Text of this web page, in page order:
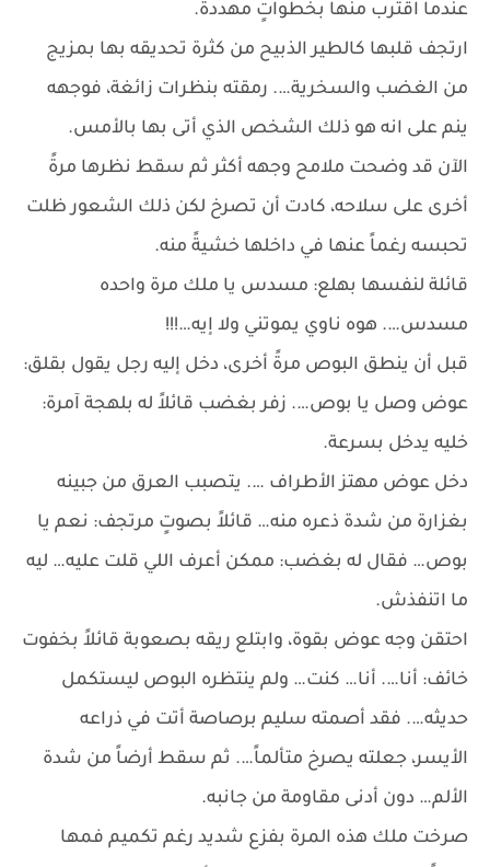
عندما اقترب منها بخطواتٍ مهددة.
ارتجف قلبها كالطير الذبيح من كثرة تحديقه بها بمزيج
من الغضب والسخرية…. رمقته بنظرات زائغة، فوجهه
ينم على انه هو ذلك الشخص الذي أتى بها بالأمس.
الآن قد وضحت ملامح وجهه أكثر ثم سقط نظرها مرةً
أخرى على سلاحه، كادت أن تصرخ لكن ذلك الشعور ظلت
تحبسه رغماً عنها في داخلها خشيةً منه.
قائلة لنفسها بهلع: مسدس يا ملك مرة واحده
مسدس…. هوه ناوي يموتني ولا إيه…!!!
قبل أن ينطق البوص مرةً أخرى، دخل إليه رجل يقول بقلق:
عوض وصل يا بوص…. زفر بغضب قائلاً له بلهجة آمرة:
خليه يدخل بسرعة.
دخل عوض مهتز الأطراف …. يتصبب العرق من جبينه
بغزارة من شدة ذعره منه… قائلاً بصوتٍ مرتجف: نعم يا
بوص… فقال له بغضب: ممكن أعرف اللي قلت عليه… ليه
ما اتنفذش.
احتقن وجه عوض بقوة، وابتلع ريقه بصعوبة قائلاً بخفوت
خائف: أنا…. أنا… كنت… ولم ينتظره البوص ليستكمل
حديثه…. فقد أصمته سليم برصاصة أتت في ذراعه
الأيسر، جعلته يصرخ متألماً…. ثم سقط أرضاً من شدة
الألم… دون أدنى مقاومة من جانبه.
صرخت ملك هذه المرة بفزع شديد رغم تكميم فمها